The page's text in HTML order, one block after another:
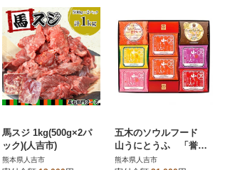
馬スジ 1kg(500g×2パ
ック)(人吉市)
熊本県人吉市
五木のソウルフード
山うにとうふ 「誉」
詰め合わせ(人吉市)
熊本県人吉市